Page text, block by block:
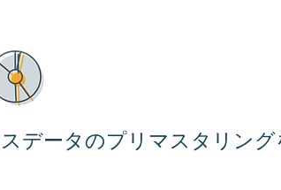
データのプリマスタリング